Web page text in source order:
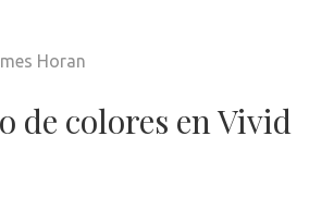
de colores en Vivid